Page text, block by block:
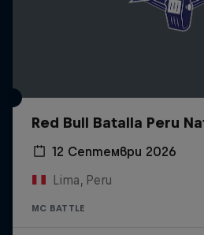
Red Bull Batalla Peru
12 Септември 2026
Lima, Peru
MC BATTLE